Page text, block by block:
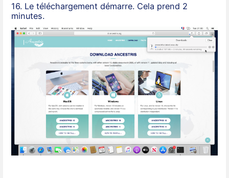
16. Le téléchargement démarre. Cela prend 2
minutes.